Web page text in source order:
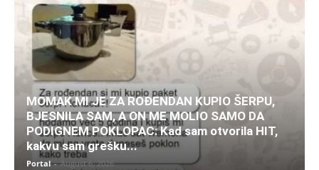
MOMAK MI JE ZA ROĐENDAN KUPIO ŠERPU,
BJESNILA SAM, A ON ME MOLIO SAMO DA
PODIGNEM POKLOPAC: Kad sam otvorila HIT,
kakvu sam grešku...
Portal - August 6, 2026